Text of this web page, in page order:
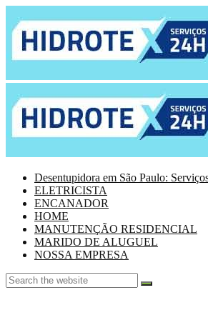
Desentupidora em São Paulo:
ELETRICISTA
ENCANADOR
HOME
MANUTENÇÃO RESIDENCIAL
MARIDO DE ALUGUEL
NOSSA EMPRESA